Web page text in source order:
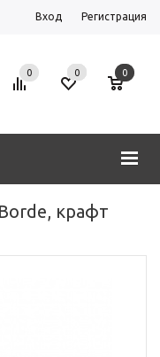
Вход Регистрация
0 0 0
крафт